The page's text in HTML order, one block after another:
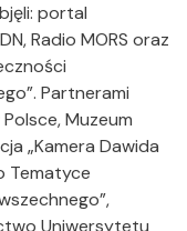
portal
Radio MORS oraz
Partnerami
Muzeum
„Kamera Dawida
Tematyce